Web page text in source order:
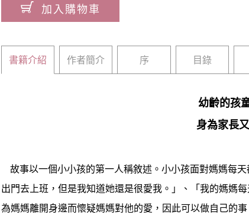
加入購物車
書籍介紹 作者簡介 序 目錄
幼齡的孩
身為家長
故事以一個小小孩的第一人稱敘述。小小孩面對媽媽每
出門去上班，但是我知道她還是很愛我。」、「我的媽媽
為媽媽離開身邊而懷疑媽媽對他的愛，因此可以做自己的